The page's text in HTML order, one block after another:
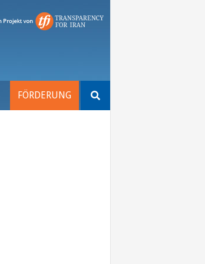
FÖRDERUNG
nach: